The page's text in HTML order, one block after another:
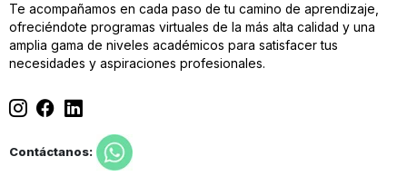
Te acompañamos en cada paso de tu camino de aprendizaje,
ofreciéndote programas virtuales de la más alta calidad y una
amplia gama de niveles académicos para satisfacer tus
necesidades y aspiraciones profesionales.
Contáctanos: